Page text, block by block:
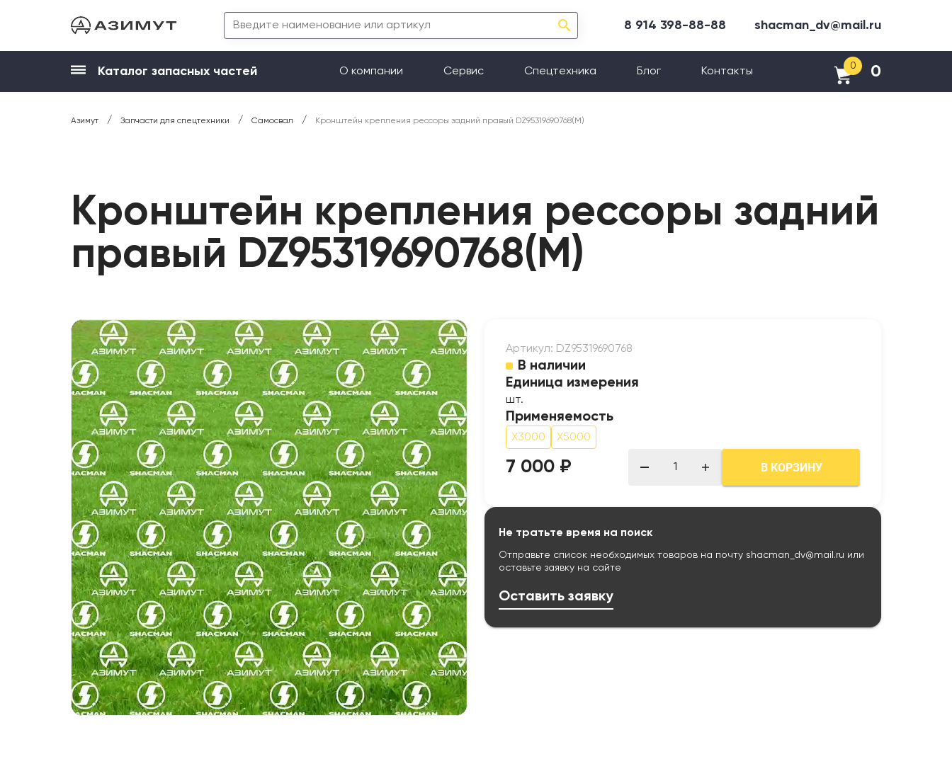
8 914 398-88-88 shacman_dv@mail.ru
Каталог запасных частей О компании Сервис Спецтехника Блог Контакты
0 0
Азимут / Запчасти для спецтехники / Самосвал / Кронштейн крепления рессоры задний правый DZ95319690768(М)
Кронштейн крепления рессоры задний
правый DZ95319690768(М)
Артикул: DZ95319690768
В наличии
Единица измерения
шт.
Применяемость
X3000 X5000
7 000 ₽ В КОРЗИНУ
Не тратьте время на поиск
Отправьте список необходимых товаров на почту shacman_dv@mail.ru или
оставьте заявку на сайте
Оставить заявку